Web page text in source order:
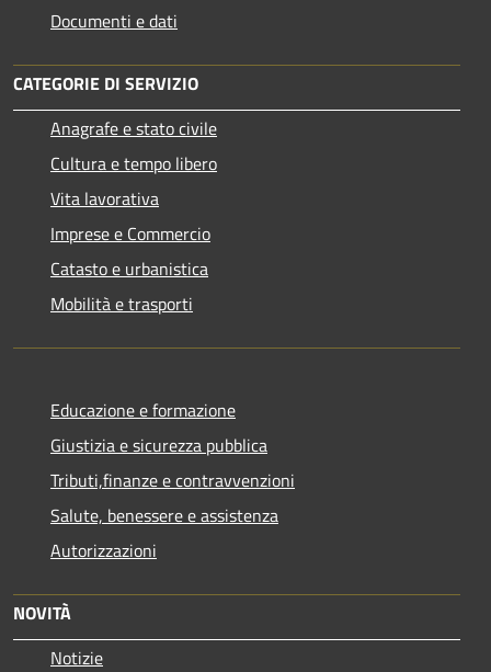
Documenti e dati
CATEGORIE DI SERVIZIO
Anagrafe e stato civile
Cultura e tempo libero
Vita lavorativa
Imprese e Commercio
Catasto e urbanistica
Mobilità e trasporti
Educazione e formazione
Giustizia e sicurezza pubblica
Tributi,finanze e contravvenzioni
Salute, benessere e assistenza
Autorizzazioni
NOVITÀ
Notizie